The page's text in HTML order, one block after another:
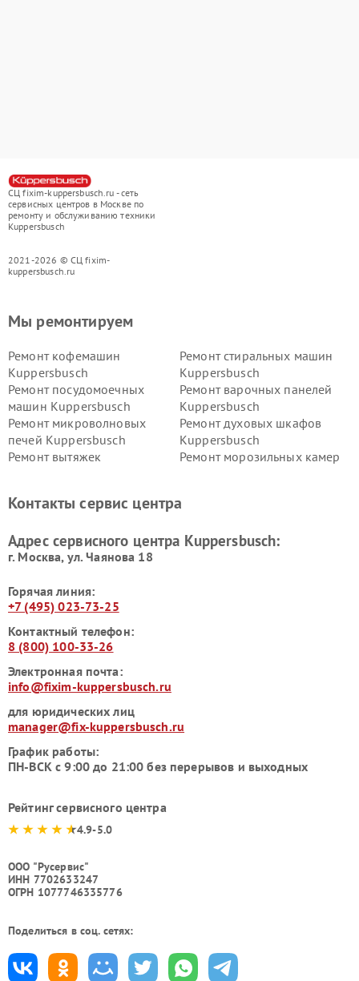
СЦ fixim-kuppersbusch.ru - сеть
сервисных центров в Москве по
ремонту и обслуживанию техники
Kuppersbusch
2021-2026 © СЦ fixim-
kuppersbusch.ru
Мы ремонтируем
Ремонт кофемашин
Kuppersbusch
Ремонт стиральных машин
Kuppersbusch
Ремонт посудомоечных
машин Kuppersbusch
Ремонт варочных панелей
Kuppersbusch
Ремонт микроволновых
печей Kuppersbusch
Ремонт духовых шкафов
Kuppersbusch
Ремонт вытяжек
Ремонт морозильных камер
Kuppersbusch
вакуумных упаковщиков
Ремонт сушильных машин Kuppersbusch
Контакты сервис центра
Адрес сервисного центра Kuppersbusch:
г. Москва, ул. Чаянова 18
Горячая линия:
+7 (495) 023-73-25
Контактный телефон:
8 (800) 100-33-26
Электронная почта:
info@fixim-kuppersbusch.ru
для юридических лиц
manager@fix-kuppersbusch.ru
График работы:
ПН-ВСК с 9:00 до 21:00 без перерывов и выходных
Рейтинг сервисного центра
4.9-5.0
ООО "Русервис"
ИНН 7702633247
ОГРН 1077746335776
Поделиться в соц. сетях: